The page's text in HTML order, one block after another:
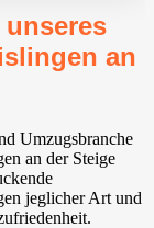
an
Umzugsbranche
an der Steige
jeglicher Art und